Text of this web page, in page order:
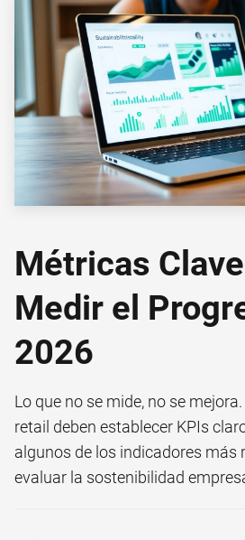
Métricas
Medir el
2026
Lo que no se mide, no se
retail deben establecer KPIs
algunos de los indicadores más
evaluar la sostenibilidad